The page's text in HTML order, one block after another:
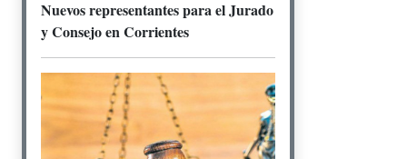
Nuevos representantes para el Jurado
y Consejo en Corrientes